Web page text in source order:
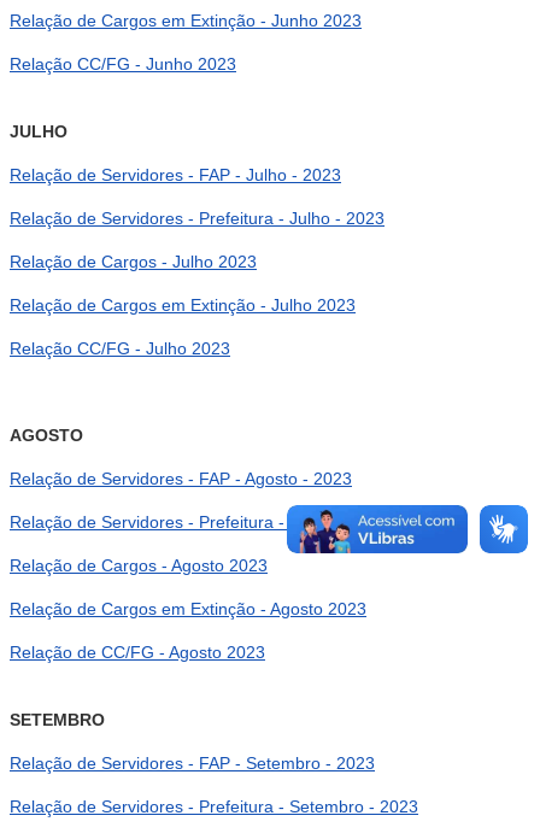
Relação de Cargos em Extinção - Junho 2023
Relação CC/FG - Junho 2023
JULHO
Relação de Servidores - FAP - Julho - 2023
Relação de Servidores - Prefeitura - Julho - 2023
Relação de Cargos - Julho 2023
Relação de Cargos em Extinção - Julho 2023
Relação CC/FG - Julho 2023
AGOSTO
Relação de Servidores - FAP - Agosto - 2023
Relação de Servidores - Prefeitura - Agosto - 2023
Relação de Cargos - Agosto 2023
Relação de Cargos em Extinção - Agosto 2023
Relação de CC/FG - Agosto 2023
SETEMBRO
Relação de Servidores - FAP - Setembro - 2023
Relação de Servidores - Prefeitura - Setembro - 2023